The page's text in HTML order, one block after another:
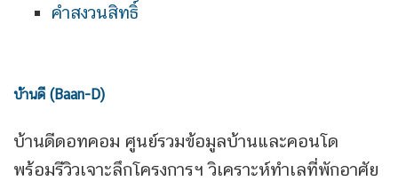
คำสงวนสิทธิ์
บ้านดี (Baan-D)
บ้านดีดอทคอม ศูนย์รวมข้อมูลบ้านและคอนโด
พร้อมรีวิวเจาะลึกโครงการฯ วิเคราะห์ทำเลที่พักอาศัย